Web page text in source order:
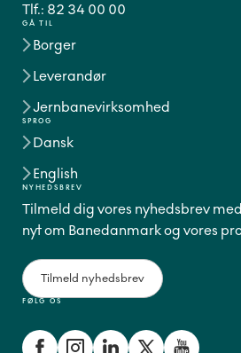
GÅ TIL
Borger
Leverandør
Jernbanevirksomhed
SPROG
Dansk
English
FØLG OS
Tlf.: 82 34 00 00
NYHEDSBREV
Tilmeld dig vores nyhedsbrev
nyt om Banedanmark og vores
Tilmeld nyhedsbrev